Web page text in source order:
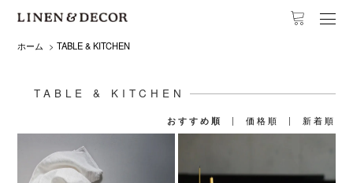
ホーム >TABLE & KITCHEN
TABLE & KITCHEN
おすすめ順 | 価格順 | 新着順